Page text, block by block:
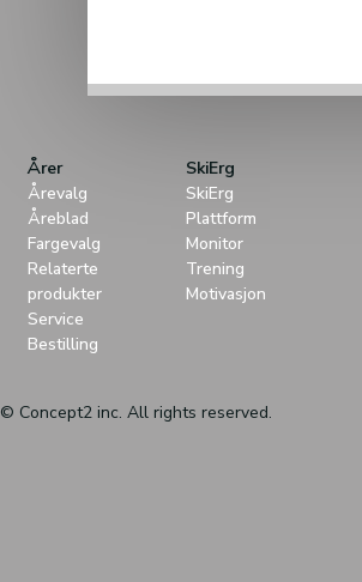
Årer
Årevalg
Åreblad
Fargevalg
Relaterte
produkter
Service
Bestilling
SkiErg
SkiErg
Plattform
Monitor
Trening
Motivasjon
© Concept2 inc. All rights reserved.